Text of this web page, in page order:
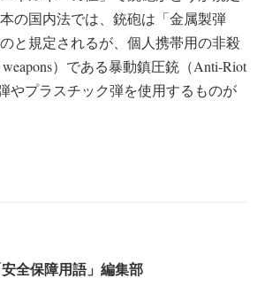
の国内法では、銃砲は「金属製弾
と規定されるが、個人携帯用の非殺
）である暴動鎮圧銃（Anti-Riot
やプラスチック弾を使用するものが
安全保障用語」編集部